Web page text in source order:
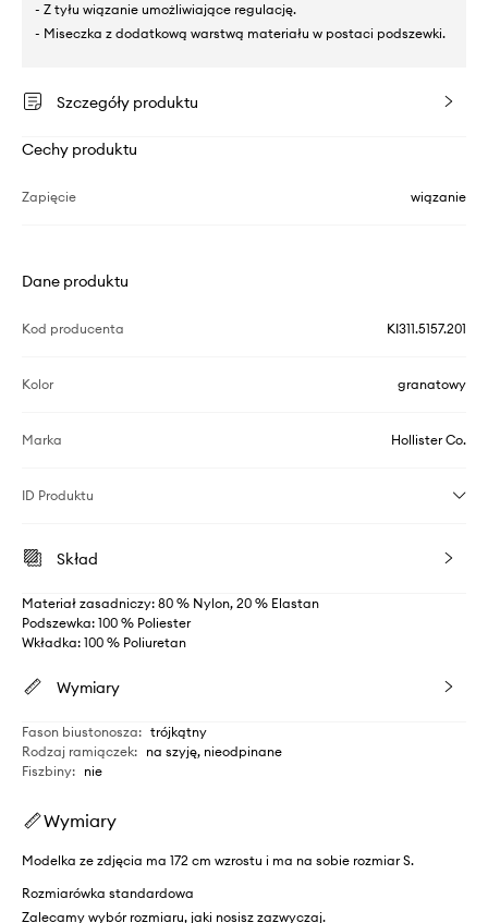
- Z tyłu wiązanie umożliwiające regulację.
- Miseczka z dodatkową warstwą materiału w postaci podszewki.
Szczegóły produktu
Cechy produktu
Zapięcie wiązanie
Dane produktu
Kod producenta KI311.5157.201
Kolor granatowy
Marka Hollister Co.
ID Produktu
Skład
Materiał zasadniczy: 80 % Nylon, 20 % Elastan
Podszewka: 100 % Poliester
Wkładka: 100 % Poliuretan
Wymiary
Fason biustonosza: trójkątny
Rodzaj ramiączek: na szyję, nieodpinane
Fiszbiny: nie
Wymiary
Modelka ze zdjęcia ma 172 cm wzrostu i ma na sobie rozmiar S.
Rozmiarówka standardowa
Zalecamy wybór rozmiaru, jaki nosisz zazwyczaj.